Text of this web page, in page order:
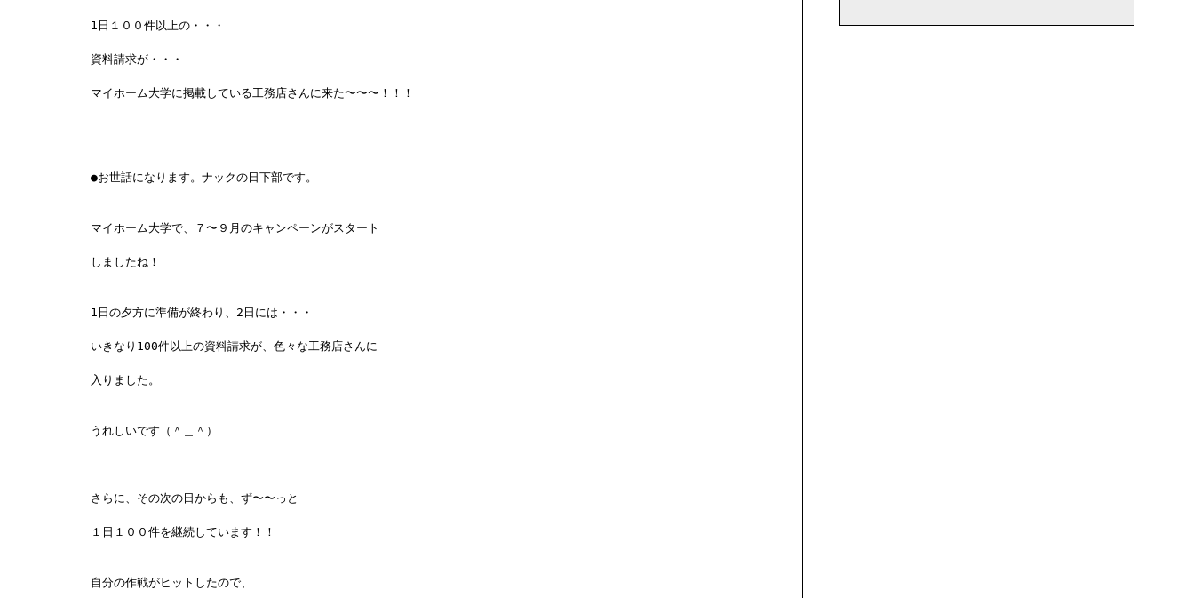
1日１００件以上の・・・
資料請求が・・・
マイホーム大学に掲載している工務店さんに来た〜〜〜！！！
●お世話になります。ナックの日下部です。
マイホーム大学で、７〜９月のキャンペーンがスタート
しましたね！
1日の夕方に準備が終わり、2日には・・・
いきなり100件以上の資料請求が、色々な工務店さんに
入りました。
うれしいです（＾＿＾）
さらに、その次の日からも、ず〜〜っと
１日１００件を継続しています！！
自分の作戦がヒットしたので、